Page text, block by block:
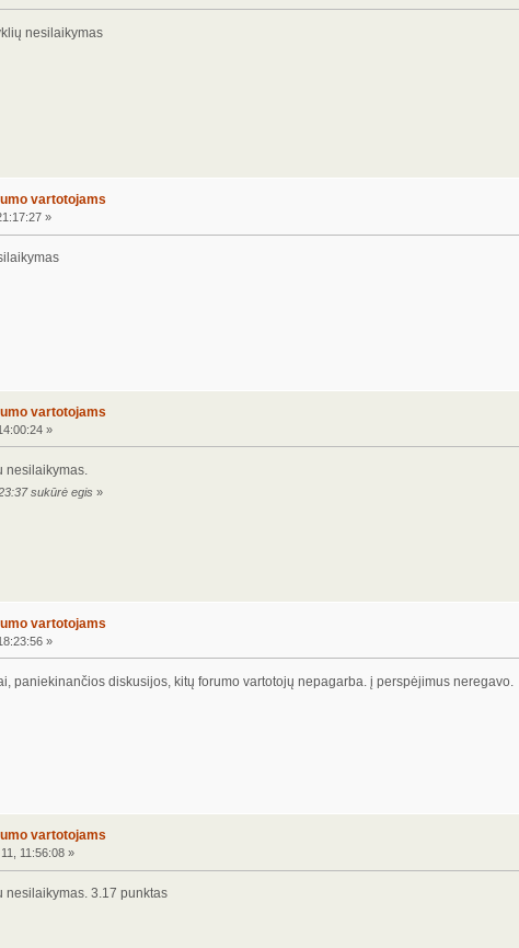
nesilaikymas
vartotojams
»
vartotojams
»
nesilaikymas.
sukūrė egis »
vartotojams
»
paniekinančios diskusijos, kitų forumo vartotojų nepagarba. į perspėjimus neregavo.
vartotojams
11:56:08 »
nesilaikymas. 3.17 punktas